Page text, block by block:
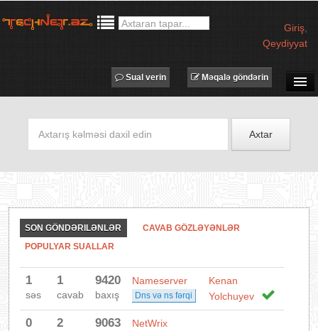
Giriş
Qeydiyyat
MƏQALƏLƏR
İŞ ELANLARI
IT LÜĞƏT
XƏBƏRLƏR
Məqalə göndərin
Sual verin
Axtar
SON GÖNDƏRILƏNLƏR
CAVAB GÖZLƏYƏNLƏR
POPULYAR SUALLAR
1
səs
1
cavab
9420
baxış
Nameserver
Dns və ns fərqi
Kenan
Yolchuyev
0 2 9063
NetWrix